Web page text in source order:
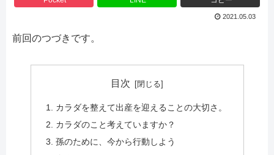
2021.05.03
前回のつづきです。
目次
カラダを整えて出産を迎えることの大切さ。
カラダのこと考えていますか？
孫のために、今から行動しよう